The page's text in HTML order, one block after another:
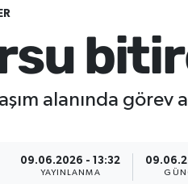
alanında
09.06.2026 - 13:32
YAYINLANMA